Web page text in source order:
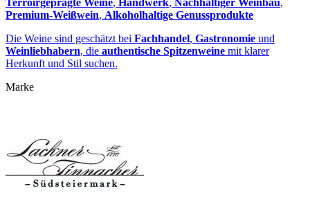
Terroirgeprägte Weine, Handwerk, Nachhaltiger Weinbau,
Premium‑Weißwein, Alkoholhaltige Genussprodukte
Die Weine sind geschätzt bei Fachhandel, Gastronomie und
Weinliebhabern, die authentische Spitzenweine mit klarer
Herkunft und Stil suchen.
Marke